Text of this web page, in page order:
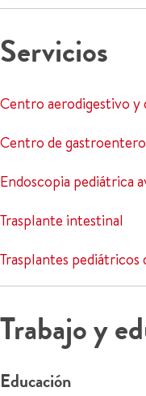
Servicios
Centro aerodigestivo y
Centro de
Endoscopia pediátrica
Trasplante intestinal
Trasplantes pediátricos
Trabajo y
Educación